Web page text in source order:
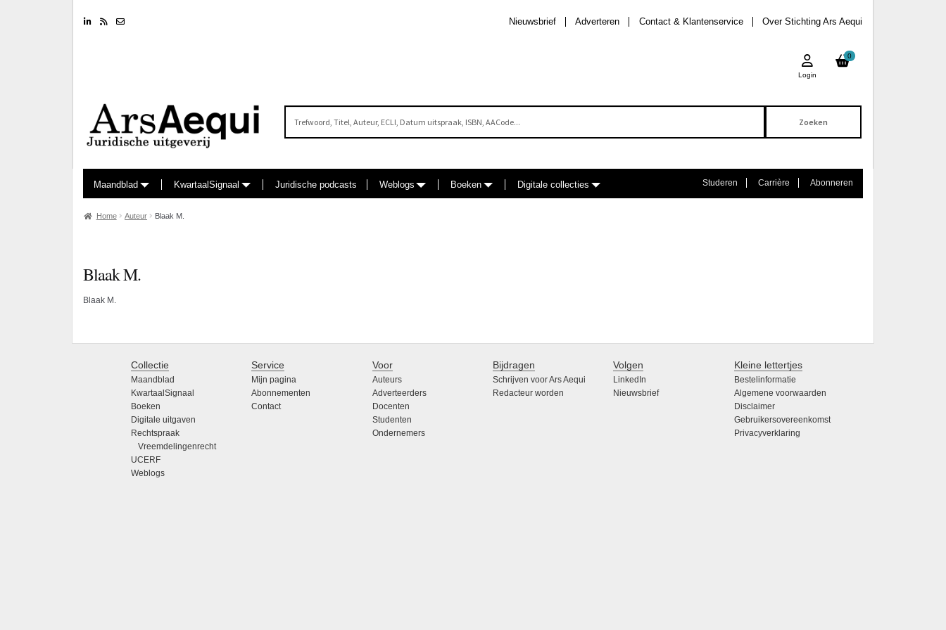
LinkedinRSS feed Over Stichting Ars Aequi
Contact & Klantenservice
Adverteren
Nieuwsbrief
0
Login
Maandblad KwartaalSignaal Juridische podcasts Weblogs Boeken Digitale collecties Studeren Carrière Abonneren
Home Auteur Blaak M.
Blaak M.
Blaak M.
Collectie
Maandblad
KwartaalSignaal
Boeken
Digitale uitgaven
Rechtspraak
Vreemdelingenrecht
UCERF
Weblogs
Service
Mijn pagina
Abonnementen
Contact
Voor
Auteurs
Adverteerders
Docenten
Studenten
Ondernemers
Bijdragen
Schrijven voor Ars Aequi
Redacteur worden
Volgen
LinkedIn
Nieuwsbrief
Kleine lettertjes
Bestelinformatie
Algemene voorwaarden
Disclaimer
Gebruikersovereenkomst
Privacyverklaring